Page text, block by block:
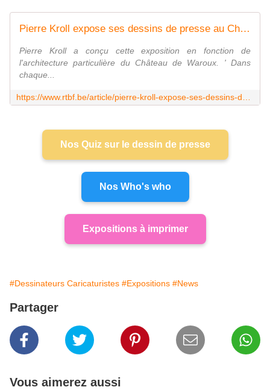
Pierre Kroll expose ses dessins de presse au Château de Waroux jusqu'au 12 juillet - RTBF Actus
Pierre Kroll a conçu cette exposition en fonction de
l'architecture particulière du Château de Waroux. ' Dans
chaque...
Nos Quiz sur le dessin de presse
Nos Who's who
Expositions à imprimer
#Dessinateurs Caricaturistes #Expositions #News
Partager
Vous aimerez aussi